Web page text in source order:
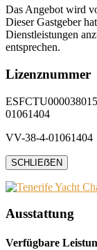
Das Angebot wird
Dieser Gastgeber
Dienstleistungen
entsprechen.
Lizenznummer
01061404
VV-38-4-01061404
SCHLIEẞEN
Ausstattung
Verfügbare